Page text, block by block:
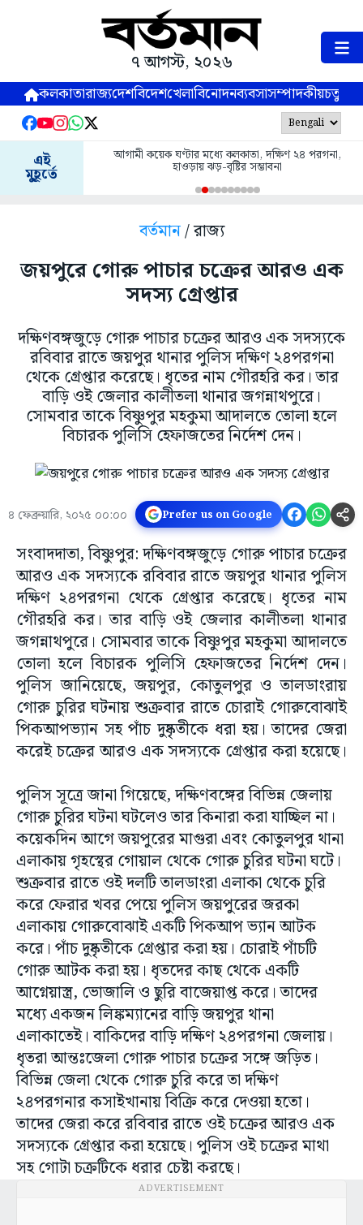
৭ আগস্ট, ২০২৬
কলকাতারাজ্যদেশবিদেশখেলাবিনোদনব্যবসাসম্পাদকীয়
এই
মুহূর্তে
আগামী কয়েক ঘণ্টার মধ্যে কলকাতা, দক্ষিণ ২৪ পরগনা,
হাওড়ায় ঝড়-বৃষ্টির সম্ভাবনা
বর্তমান/ রাজ্য
জয়পুরে গোরু পাচার চক্রের আরও এক
সদস্য গ্রেপ্তার
দক্ষিণবঙ্গজুড়ে গোরু পাচার চক্রের আরও এক সদস্যকে
রবিবার রাতে জয়পুর থানার পুলিস দক্ষিণ ২৪পরগনা
থেকে গ্রেপ্তার করেছে। ধৃতের নাম গৌরহরি কর। তার
বাড়ি ওই জেলার কালীতলা থানার জগন্নাথপুরে।
সোমবার তাকে বিষ্ণুপুর মহকুমা আদালতে তোলা হলে
বিচারক পুলিসি হেফাজতের নির্দেশ দেন।
৪ ফেব্রুয়ারি, ২০২৫ ০০:০০ Prefer us on Google
সংবাদদাতা, বিষ্ণুপুর: দক্ষিণবঙ্গজুড়ে গোরু পাচার চক্রের
আরও এক সদস্যকে রবিবার রাতে জয়পুর থানার পুলিস
দক্ষিণ ২৪পরগনা থেকে গ্রেপ্তার করেছে। ধৃতের নাম
গৌরহরি কর। তার বাড়ি ওই জেলার কালীতলা থানার
জগন্নাথপুরে। সোমবার তাকে বিষ্ণুপুর মহকুমা আদালতে
তোলা হলে বিচারক পুলিসি হেফাজতের নির্দেশ দেন।
পুলিস জানিয়েছে, জয়পুর, কোতুলপুর ও তালডাংরায়
গোরু চুরির ঘটনায় শুক্রবার রাতে চোরাই গোরুবোঝাই
পিকআপভ্যান সহ পাঁচ দুষ্কৃতীকে ধরা হয়। তাদের জেরা
করেই চক্রের আরও এক সদস্যকে গ্রেপ্তার করা হয়েছে।
পুলিস সূত্রে জানা গিয়েছে, দক্ষিণবঙ্গের বিভিন্ন জেলায়
গোরু চুরির ঘটনা ঘটলেও তার কিনারা করা যাচ্ছিল না।
কয়েকদিন আগে জয়পুরের মাগুরা এবং কোতুলপুর থানা
এলাকায় গৃহস্থের গোয়াল থেকে গোরু চুরির ঘটনা ঘটে।
শুক্রবার রাতে ওই দলটি তালডাংরা এলাকা থেকে চুরি
করে ফেরার খবর পেয়ে পুলিস জয়পুরের জরকা
এলাকায় গোরুবোঝাই একটি পিকআপ ভ্যান আটক
করে। পাঁচ দুষ্কৃতীকে গ্রেপ্তার করা হয়। চোরাই পাঁচটি
গোরু আটক করা হয়। ধৃতদের কাছ থেকে একটি
আগ্নেয়াস্ত্র, ভোজালি ও ছুরি বাজেয়াপ্ত করে। তাদের
মধ্যে একজন লিঙ্কম্যানের বাড়ি জয়পুর থানা
এলাকাতেই। বাকিদের বাড়ি দক্ষিণ ২৪পরগনা জেলায়।
ধৃতরা আন্তঃজেলা গোরু পাচার চক্রের সঙ্গে জড়িত।
বিভিন্ন জেলা থেকে গোরু চুরি করে তা দক্ষিণ
২৪পরগনার কসাইখানায় বিক্রি করে দেওয়া হতো।
তাদের জেরা করে রবিবার রাতে ওই চক্রের আরও এক
সদস্যকে গ্রেপ্তার করা হয়েছে। পুলিস ওই চক্রের মাথা
সহ গোটা চক্রটিকে ধরার চেষ্টা করছে।
ADVERTISEMENT